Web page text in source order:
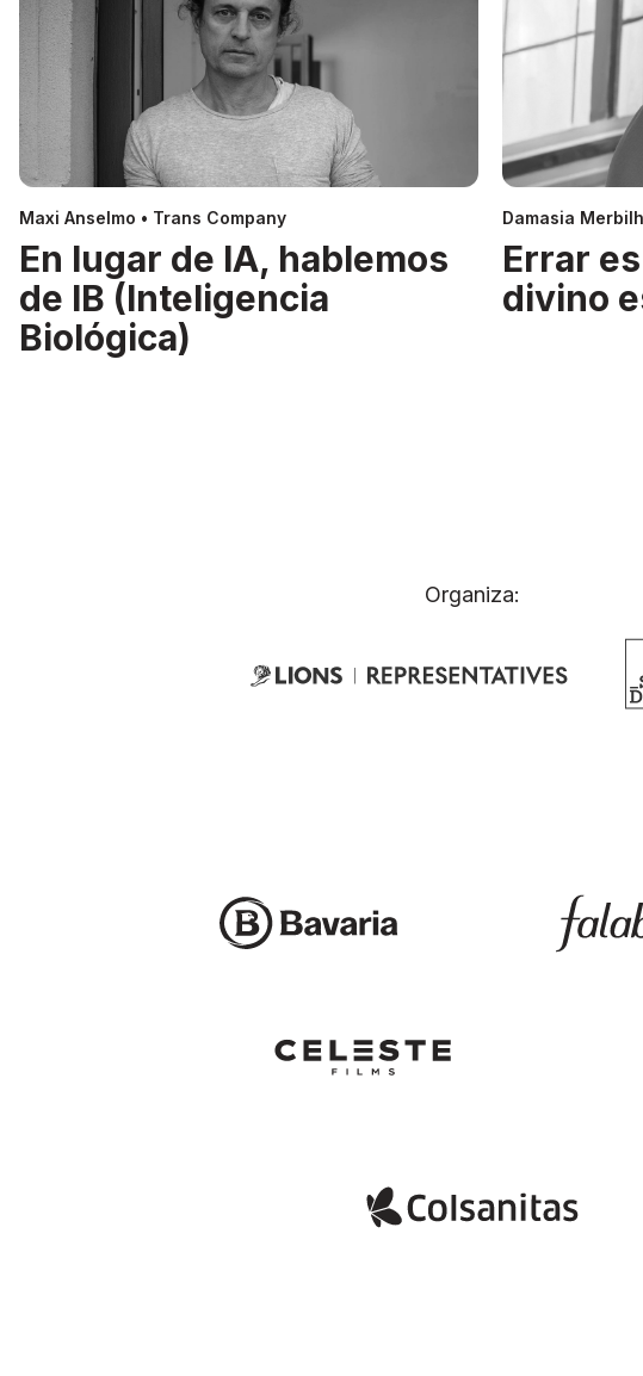
Maxi Anselmo • Trans Company
En lugar de IA, hablemos
de IB (Inteligencia
Biológica)
Damasia
Errar
divino
Organiza: